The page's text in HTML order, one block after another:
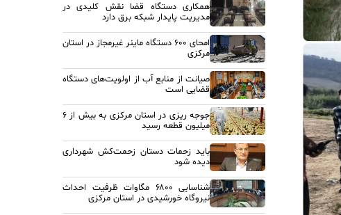
همکاری دستگاه قضا نقش کلیدی در
مدیریت پایدار شبکه برق دارد
امحای ۶۰۰ دستگاه ماینر غیرمجاز در استان
مرکزی
صیانت از منابع آب از اولویت‌های دستگاه
قضایی است
جوجه ریزی در استان مرکزی به بیش از ۶
میلیون قطعه رسید
باید زحمات دستان زحمت‌کش شهرداری
دیده شود
شناسایی ۶۸۰۰ مگاوات ظرفیت احداث
نیروگاه خورشیدی در استان مرکزی